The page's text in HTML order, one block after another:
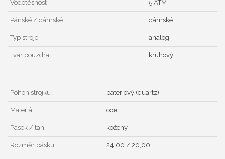
Vodotěsnost 5 ATM
Pánské / dámské dámské
Typ stroje analog
Tvar pouzdra kruhový
Pohon strojku bateriový (quartz)
Materiál ocel
Pásek / tah kožený
Rozměr pásku 24,00 / 20,00